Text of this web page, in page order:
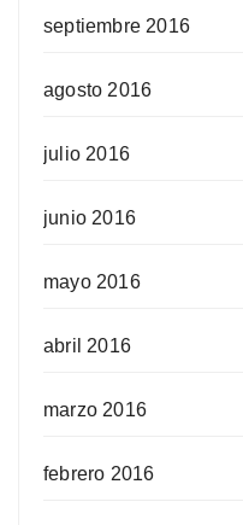
septiembre 2016
agosto 2016
julio 2016
junio 2016
mayo 2016
abril 2016
marzo 2016
febrero 2016